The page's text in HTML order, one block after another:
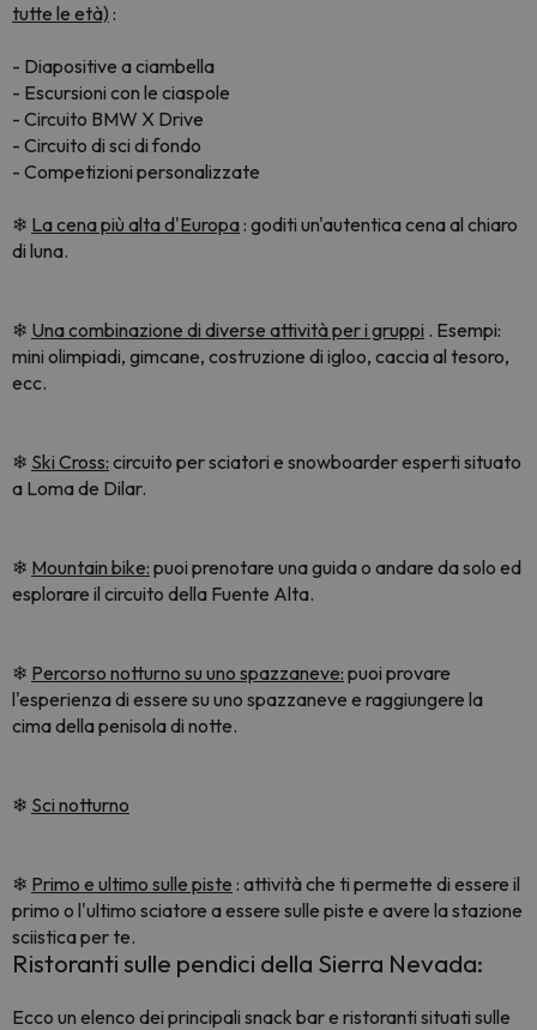
tutte le età) :
- Diapositive a ciambella
- Escursioni con le ciaspole
- Circuito BMW X Drive
- Circuito di sci di fondo
- Competizioni personalizzate
❄ La cena più alta d'Europa: goditi un'autentica cena al chiaro
di luna.
❄ Una combinazione di diverse attività per i gruppi . Esempi:
mini olimpiadi, gimcane, costruzione di igloo, caccia al tesoro,
ecc.
❄ Ski Cross: circuito per sciatori e snowboarder esperti situato
a Loma de Dilar.
❄ Mountain bike: puoi prenotare una guida o andare da solo ed
esplorare il circuito della Fuente Alta.
❄ Percorso notturno su uno spazzaneve: puoi provare
l'esperienza di essere su uno spazzaneve e raggiungere la
cima della penisola di notte.
❄ Sci notturno
❄ Primo e ultimo sulle piste : attività che ti permette di essere il
primo o l'ultimo sciatore a essere sulle piste e avere la stazione
sciistica per te.
Ristoranti sulle pendici della Sierra Nevada:
Ecco un elenco dei principali snack bar e ristoranti situati sulle